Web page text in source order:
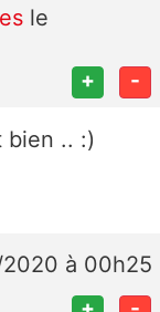
le
+ -
bien .. :)
2020 à 00h25